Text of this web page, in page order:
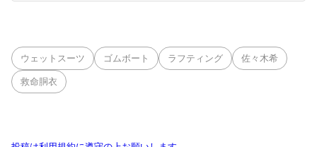
ウェットスーツ ゴムボート ラフティング 佐々木希
救命胴衣